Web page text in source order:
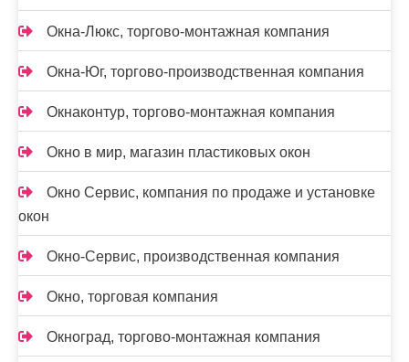
Окна-Люкс, торгово-монтажная компания
Окна-Юг, торгово-производственная компания
Окнаконтур, торгово-монтажная компания
Окно в мир, магазин пластиковых окон
Окно Сервис, компания по продаже и установке
окон
Окно-Сервис, производственная компания
Окно, торговая компания
Окноград, торгово-монтажная компания